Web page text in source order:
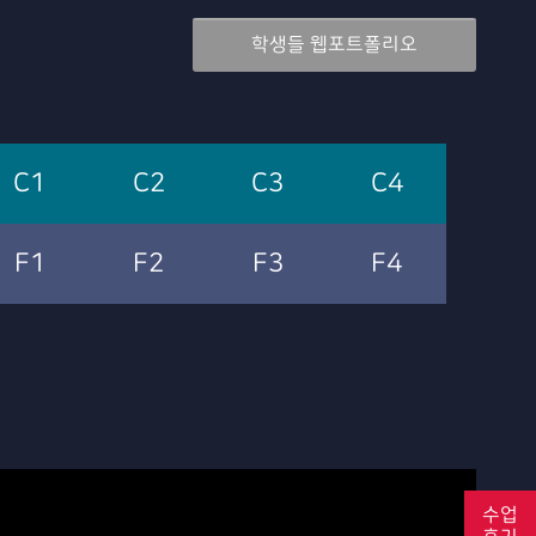
학생들 웹포트폴리오
C1 C2 C3 C4
F1 F2 F3 F4
수업